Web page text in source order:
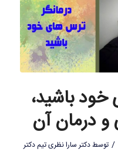
باشید،
و درمان آن
/ توسطدکتر سارا نظری تیم دکتر